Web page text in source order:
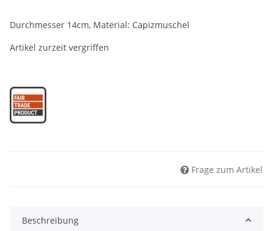
Durchmesser 14cm, Material: Capizmuschel
Artikel zurzeit vergriffen
Frage zum Artikel
Beschreibung